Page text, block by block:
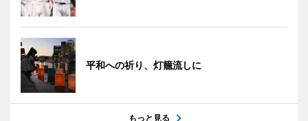
平和への祈り、灯籠流しに
もっと見る